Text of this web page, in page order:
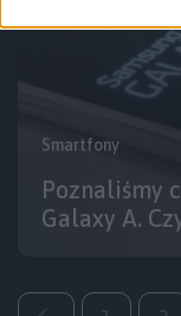
Smartfony
Poznaliśmy
Galaxy A.